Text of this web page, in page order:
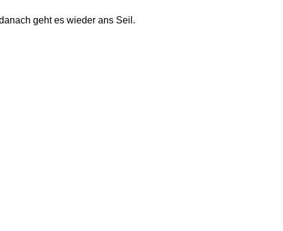
geht es wieder ans Seil.